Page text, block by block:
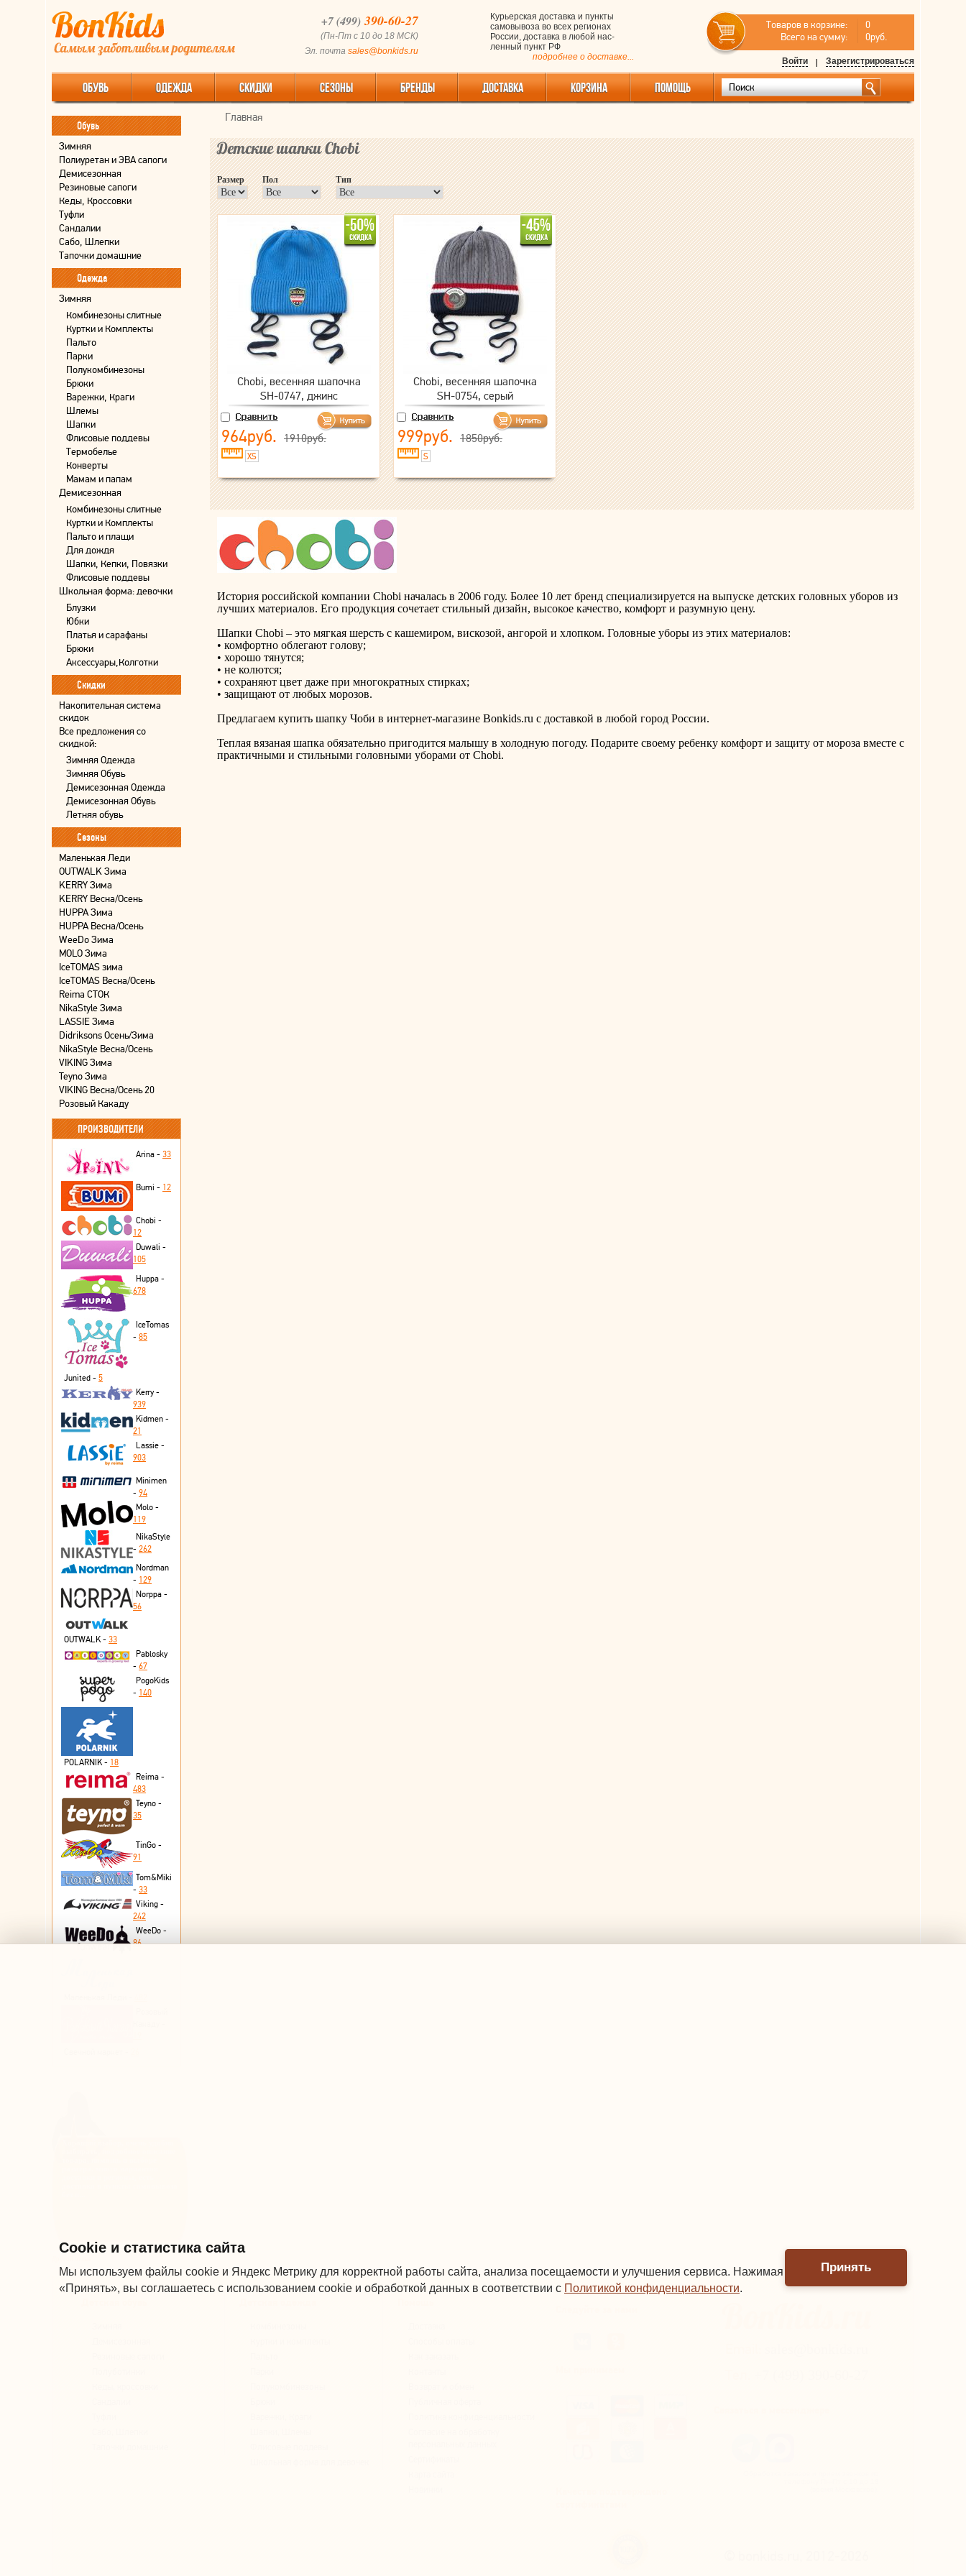
+7 (499)390-60-27
(Пн-Пт с 10 до 18 МСК)
Эл. почта sales@bonkids.ru
Курьерская доставка и пункты
самовывоза во всех регионах
России, доставка в любой нас-
ленный пункт РФ
подробнее о доставке...
Товаров в корзине:
Всего на сумму:
0
0руб.
Зарегистрироваться
|
Войти
ОБУВЬ ОДЕЖДА СКИДКИ СЕЗОНЫ БРЕНДЫ ДОСТАВКА КОРЗИНА ПОМОЩЬ
Обувь
Зимняя
Полиуретан и ЭВА сапоги
Демисезонная
Резиновые сапоги
Кеды, Кроссовки
Туфли
Сандалии
Сабо, Шлепки
Тапочки домашние
Одежда
Зимняя
Комбинезоны слитные
Куртки и Комплекты
Пальто
Парки
Полукомбинезоны
Брюки
Варежки, Краги
Шлемы
Шапки
Флисовые поддевы
Термобелье
Конверты
Мамам и папам
Демисезонная
Комбинезоны слитные
Куртки и Комплекты
Пальто и плащи
Для дождя
Шапки, Кепки, Повязки
Флисовые поддевы
Школьная форма: девочки
Блузки
Юбки
Платья и сарафаны
Брюки
Аксессуары,Колготки
Скидки
Накопительная система
скидок
Все предложения со
скидкой:
Зимняя Одежда
Зимняя Обувь
Демисезонная Одежда
Демисезонная Обувь
Летняя обувь
Сезоны
Маленькая Леди
OUTWALK Зима
KERRY Зима
KERRY Весна/Осень
HUPPA Зима
HUPPA Весна/Осень
WeeDo Зима
MOLO Зима
IceTOMAS зима
IceTOMAS Весна/Осень
Reima СТОК
NikaStyle Зима
LASSIE Зима
Didriksons Осень/Зима
NikaStyle Весна/Осень
VIKING Зима
Teyno Зима
VIKING Весна/Осень 20
Розовый Какаду
ПРОИЗВОДИТЕЛИ
Arina - 33
Bumi - 12
Chobi -
12
Duwali -
105
Huppa -
678
IceTomas
- 85
Junited - 5
Kerry -
939
Kidmen -
21
Lassie -
903
Minimen
- 94
Molo -
119
NikaStyle
- 262
Nordman
- 129
Norppa -
56
OUTWALK - 33
Pablosky
- 67
PogoKids
- 140
POLARNIK - 18
Reima -
483
Teyno -
35
TinGo -
91
Tom&Miki
- 33
Viking -
242
WeeDo -
86
Главная
Детские шапки Chobi
Размер Пол Тип
Chobi, весенняя шапочка
SH-0747, джинс
964руб. 1910руб.
XS
Chobi, весенняя шапочка
SH-0754, серый
999руб. 1850руб.
S
История российской компании Chobi началась в 2006 году. Более 10 лет бренд специализируется на выпуске детских головных уборов из
лучших материалов. Его продукция сочетает стильный дизайн, высокое качество, комфорт и разумную цену.
Шапки Chobi – это мягкая шерсть с кашемиром, вискозой, ангорой и хлопком. Головные уборы из этих материалов:
• комфортно облегают голову;
• хорошо тянутся;
• не колются;
• сохраняют цвет даже при многократных стирках;
• защищают от любых морозов.
Предлагаем купить шапку Чоби в интернет-магазине Bonkids.ru с доставкой в любой город России.
Теплая вязаная шапка обязательно пригодится малышу в холодную погоду. Подарите своему ребенку комфорт и защиту от мороза вместе с
практичными и стильными головными уборами от Chobi.
Cookie и статистика сайта
Мы используем файлы cookie и Яндекс Метрику для корректной работы сайта, анализа посещаемости и улучшения сервиса. Нажимая
«Принять», вы соглашаетесь с использованием cookie и обработкой данных в соответствии с Политикой конфиденциальности.
Принять